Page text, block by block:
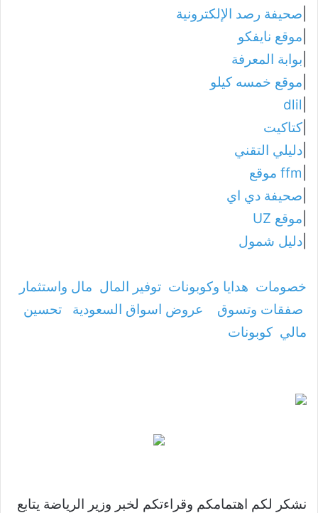
صحيفة رصد الإلكترونية
موقع نايفكو
بوابة المعرفة
موقع خمسه كيلو
dlil
كتاكيت
دليلي التقني
ffm موقع
صحيفة دي اي
موقع UZ
دليل شمول
خصومات هدايا وكوبونات توفير المال مال واستثمار
صفقات وتسوق
عروض اسواق السعودية
تحسين
مالي كوبونات
نشكر لكم اهتمامكم وقراءتكم لخبر وزير الرياضة يتابع